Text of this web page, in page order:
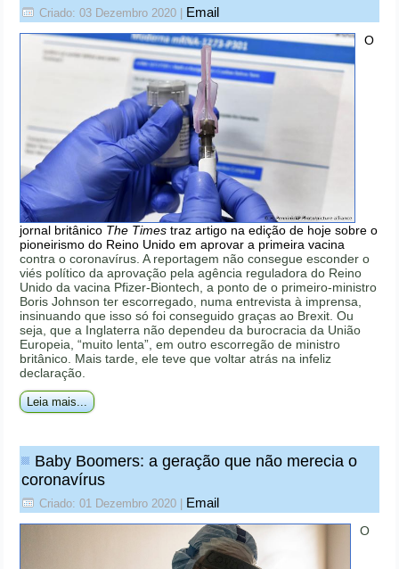
Criado: 03 Dezembro 2020 Email
O
jornal britânico The Times traz artigo na edição de hoje sobre o
pioneirismo do Reino Unido em aprovar a primeira vacina
contra o coronavírus. A reportagem não consegue esconder o
viés político da aprovação pela agência reguladora do Reino
Unido da vacina Pfizer-Biontech, a ponto de o primeiro-ministro
Boris Johnson ter escorregado, numa entrevista à imprensa,
insinuando que isso só foi conseguido graças ao Brexit. Ou
seja, que a Inglaterra não dependeu da burocracia da União
Europeia, “muito lenta”, em outro escorregão de ministro
britânico. Mais tarde, ele teve que voltar atrás na infeliz
declaração.
Leia mais...
Baby Boomers: a geração que não merecia o
coronavírus
Criado: 01 Dezembro 2020 Email
O